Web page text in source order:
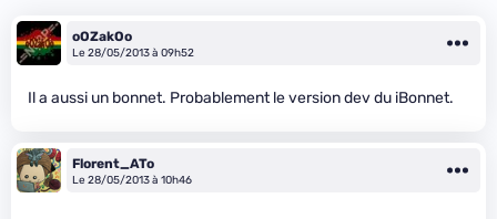
oOZakOo
Le 28/05/2013 à 09h52
Il a aussi un bonnet. Probablement le version dev du iBonnet.
Florent_ATo
Le 28/05/2013 à 10h46